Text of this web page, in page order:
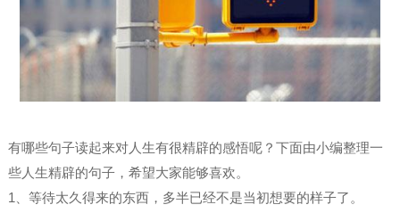
有哪些句子读起来对人生有很精辟的感悟呢？下面由小编整理一
些人生精辟的句子，希望大家能够喜欢。
1、等待太久得来的东西，多半已经不是当初想要的样子了。